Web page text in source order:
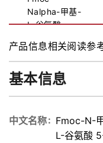
Nalpha-甲
基-L-谷氨酸-
酯,>97%
产品信息相关阅读参
基本信息
中文名称
Fmoc-N-
L-谷氨酸